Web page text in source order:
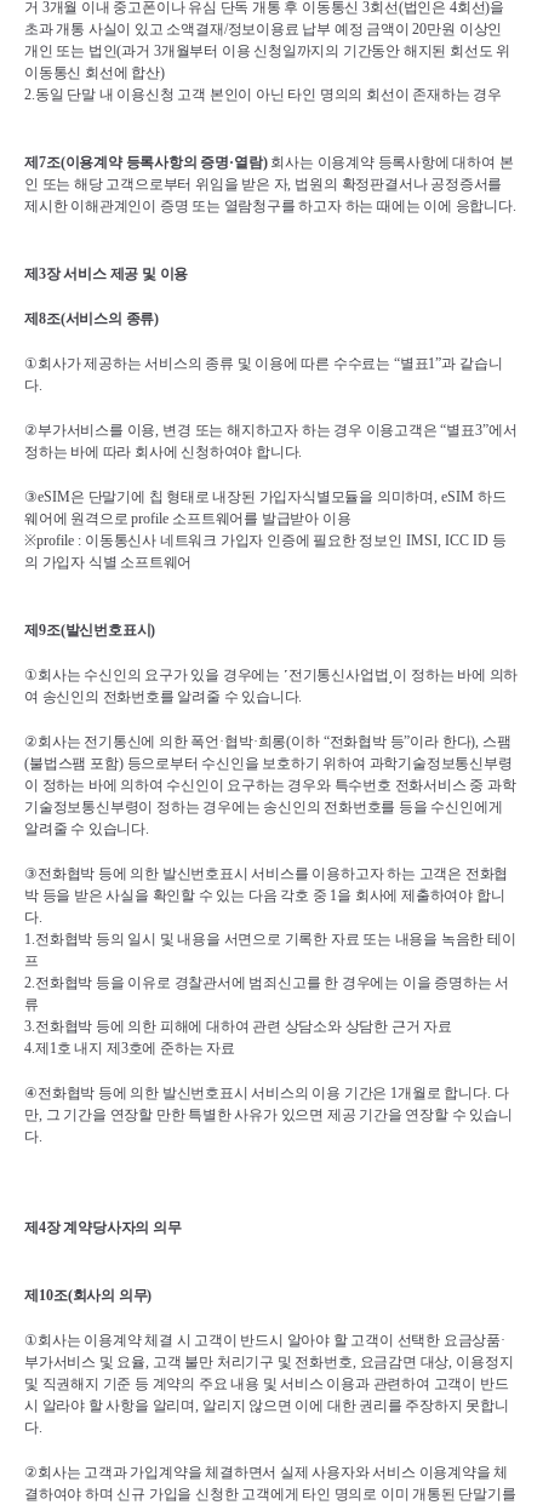
거 3개월 이내 중고폰이나 유심 단독 개통 후 이동통신 3회선(법인은 4회선)을
초과 개통 사실이 있고 소액결재/정보이용료 납부 예정 금액이 20만원 이상인
개인 또는 법인(과거 3개월부터 이용 신청일까지의 기간동안 해지된 회선도 위
이동통신 회선에 합산)
2.동일 단말 내 이용신청 고객 본인이 아닌 타인 명의의 회선이 존재하는 경우
제 7조(이용계약 등록사항의 증명·열람) 회사는 이용계약 등록사항에 대하여 본
인 또는 해당 고객으로부터 위임을 받은 자, 법원의 확정판결서나 공정증서를
제시한 이해관계인이 증명 또는 열람청구를 하고자 하는 때에는 이에 응합니다.
제 3장 서비스 제공 및 이용
제 8조(서비스의 종류)
①회사가 제공하는 서비스의 종류 및 이용에 따른 수수료는 “별표1”과 같습니
다.
②부가서비스를 이용, 변경 또는 해지하고자 하는 경우 이용고객은 “별표3”에서
정하는 바에 따라 회사에 신청하여야 합니다.
③eSIM은 단말기에 칩 형태로 내장된 가입자식별모듈을 의미하며, eSIM 하드
웨어에 원격으로 profile 소프트웨어를 발급받아 이용
※profile : 이동통신사 네트워크 가입자 인증에 필요한 정보인 IMSI, ICC ID 등
의 가입자 식별 소프트웨어
제 9조(발신번호표시)
①회사는 수신인의 요구가 있을 경우에는 ˹전기통신사업법 이 정하는 바에 의하
여 송신인의 전화번호를 알려줄 수 있습니다.
②회사는 전기통신에 의한 폭언 ·협박·희롱(이하 “전화협박 등”이라 한다), 스팸
(불법스팸 포함) 등으로부터 수신인을 보호하기 위하여 과학기술정보통신부령
이 정하는 바에 의하여 수신인이 요구하는 경우와 특수번호 전화서비스 중 과학
기술정보통신부령이 정하는 경우에는 송신인의 전화번호를 등을 수신인에게
알려줄 수 있습니다.
③전화협박 등에 의한 발신번호표시 서비스를 이용하고자 하는 고객은 전화협
박 등을 받은 사실을 확인할 수 있는 다음 각호 중 1을 회사에 제출하여야 합니
다.
1.전화협박 등의 일시 및 내용을 서면으로 기록한 자료 또는 내용을 녹음한 테이
프
2.전화협박 등을 이유로 경찰관서에 범죄신고를 한 경우에는 이을 증명하는 서
류
3.전화협박 등에 의한 피해에 대하여 관련 상담소와 상담한 근거 자료
4.제 1호 내지 제 3호에 준하는 자료
④전화협박 등에 의한 발신번호표시 서비스의 이용 기간은 1개월로 합니다. 다
만, 그 기간을 연장할 만한 특별한 사유가 있으면 제공 기간을 연장할 수 있습니
다.
제 4장 계약당사자의 의무
제 10조(회사의 의무)
①회사는 이용계약 체결 시 고객이 반드시 알아야 할 고객이 선택한 요금상품·
부가서비스 및 요율, 고객 불만 처리기구 및 전화번호, 요금감면 대상, 이용정지
및 직권해지 기준 등 계약의 주요 내용 및 서비스 이용과 관련하여 고객이 반드
시 알라야 할 사항을 알리며, 알리지 않으면 이에 대한 권리를 주장하지 못합니
다.
②회사는 고객과 가입계약을 체결하면서 실제 사용자와 서비스 이용계약을 체
결하여야 하며 신규 가입을 신청한 고객에게 타인 명의로 이미 개통된 단말기를